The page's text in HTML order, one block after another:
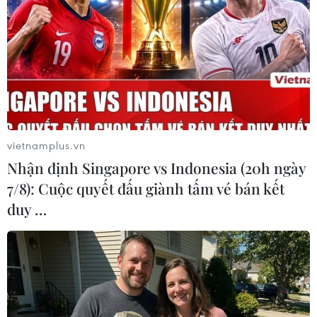
Thìn đáng nhớ của đất nước như: Mậu Thìn
(548), Mậu Thìn (968), Canh Thìn (980) cho tới
những sự kiện gần đây: Nhâm Thìn (1952), Bính
Thìn (1976), Canh Thìn (2000)…
Chương trình ghi hình tại Hoàng thành Thăng Long. (Ảnh: VTV)
Những bối cảnh được lựa chọn ghi hình là các
địa điểm gắn với hình tượng Rồng và các sự
vietnamplus.vn
Nhận định Singapore vs Indonesia (20h ngày
7/8): Cuộc quyết đấu giành tấm vé bán kết
duy …